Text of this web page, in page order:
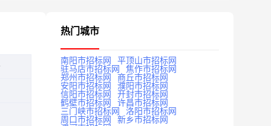
热门城市
南阳市招标网
平顶山市招标网
驻马店市招标网
焦作市招标网
郑州市招标网
商丘市招标网
安阳市招标网
濮阳市招标网
信阳市招标网
开封市招标网
鹤壁市招标网
许昌市招标网
三门峡市招标网
洛阳市招标网
周口市招标网
新乡市招标网